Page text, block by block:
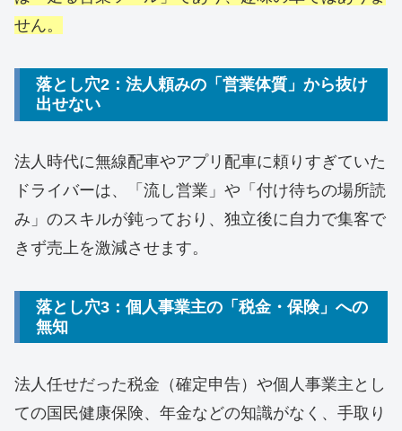
せん。
落とし穴2：法人頼みの「営業体質」から抜け
出せない
法人時代に無線配車やアプリ配車に頼りすぎていた
ドライバーは、「流し営業」や「付け待ちの場所読
み」のスキルが鈍っており、独立後に自力で集客で
きず売上を激減させます。
落とし穴3：個人事業主の「税金・保険」への
無知
法人任せだった税金（確定申告）や個人事業主とし
ての国民健康保険、年金などの知識がなく、手取り